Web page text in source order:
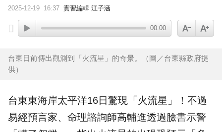
2025-12-19 16:37 實習編輯 江子涵
00:00
台東日前傳出觀測到「火流星」的奇景。（圖／台東縣政府提
供）
台東東海岸太平洋16日驚現「 火流星 」！不過
易經預言家、 命理諮詢師高輔進透過臉書示警